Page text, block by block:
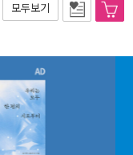
모두보기